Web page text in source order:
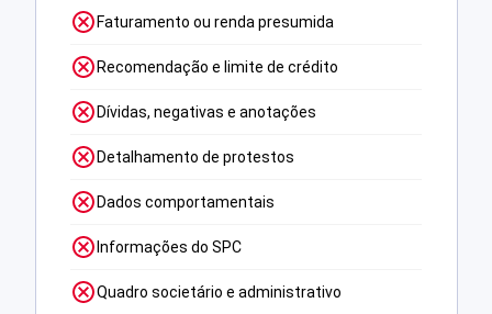
Faturamento ou renda presumida
Recomendação e limite de crédito
Dívidas, negativas e anotações
Detalhamento de protestos
Dados comportamentais
Informações do SPC
Quadro societário e administrativo